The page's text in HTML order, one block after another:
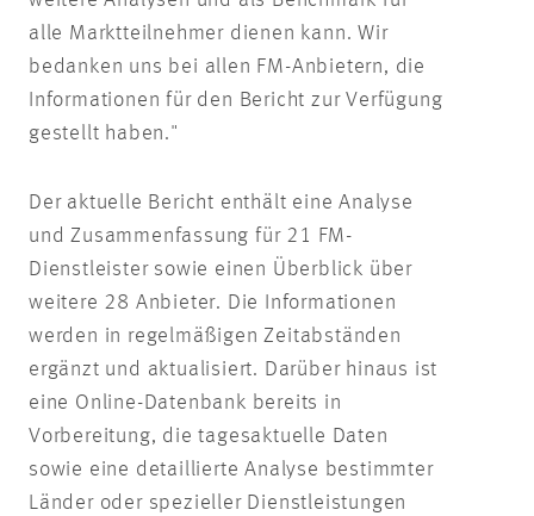
alle Marktteilnehmer dienen kann. Wir
bedanken uns bei allen FM-Anbietern, die
Informationen für den Bericht zur Verfügung
gestellt haben."
Der aktuelle Bericht enthält eine Analyse
und Zusammenfassung für 21 FM-
Dienstleister sowie einen Überblick über
weitere 28 Anbieter. Die Informationen
werden in regelmäßigen Zeitabständen
ergänzt und aktualisiert. Darüber hinaus ist
eine Online-Datenbank bereits in
Vorbereitung, die tagesaktuelle Daten
sowie eine detaillierte Analyse bestimmter
Länder oder spezieller Dienstleistungen